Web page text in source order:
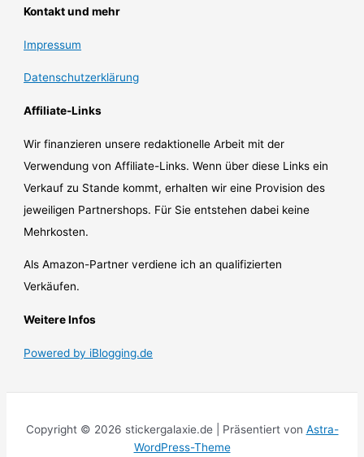
Kontakt und mehr
Impressum
Datenschutzerklärung
Affiliate-Links
Wir finanzieren unsere redaktionelle Arbeit mit der
Verwendung von Affiliate-Links. Wenn über diese Links ein
Verkauf zu Stande kommt, erhalten wir eine Provision des
jeweiligen Partnershops. Für Sie entstehen dabei keine
Mehrkosten.
Als Amazon-Partner verdiene ich an qualifizierten
Verkäufen.
Weitere Infos
Powered by iBlogging.de
Copyright © 2026 stickergalaxie.de | Präsentiert von Astra-
WordPress-Theme